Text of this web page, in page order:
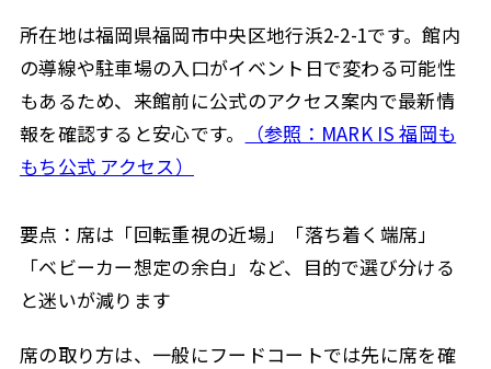
所在地は福岡県福岡市中央区地行浜2-2-1です。館内
の導線や駐車場の入口がイベント日で変わる可能性
もあるため、来館前に公式のアクセス案内で最新情
報を確認すると安心です。
（参照：MARK IS 福岡も
もち公式 アクセス）
要点：席は「回転重視の近場」「落ち着く端席」
「ベビーカー想定の余白」など、目的で選び分ける
と迷いが減ります
席の取り方は、一般にフードコートでは先に席を確